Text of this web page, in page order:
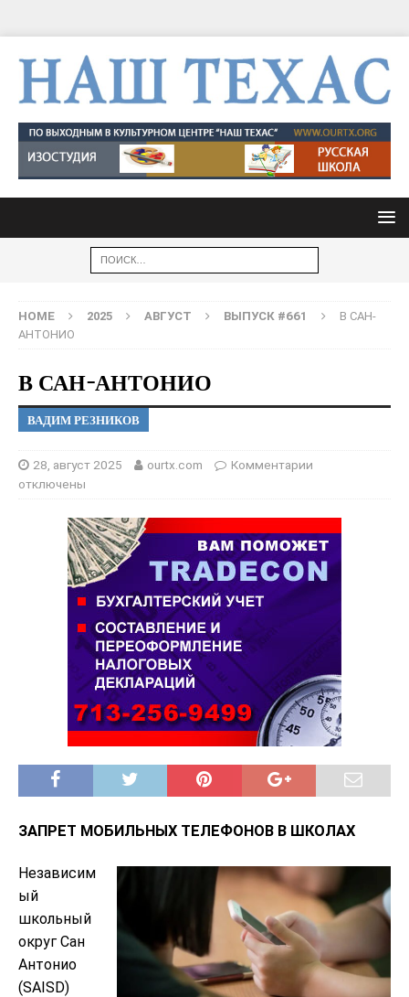
HOME 2025 АВГУСТ ВЫПУСК #661
В САН-
АНТОНИО
В САН-АНТОНИО
ВАДИМ РЕЗНИКОВ
28, август 2025 ourtx.com
Комментарии
отключены
ЗАПРЕТ МОБИЛЬНЫХ ТЕЛЕФОНОВ В ШКОЛАХ
Независим
ый
школьный
округ Сан
Антонио
(SAISD)